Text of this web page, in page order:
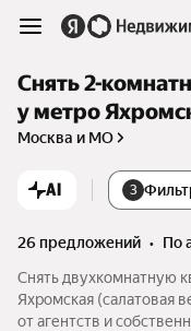
Снять 2-
у метро
Москва и МО
AI 3
26 предложений •
Снять двухкомнатную
Яхромская (салатовая
от агентств и